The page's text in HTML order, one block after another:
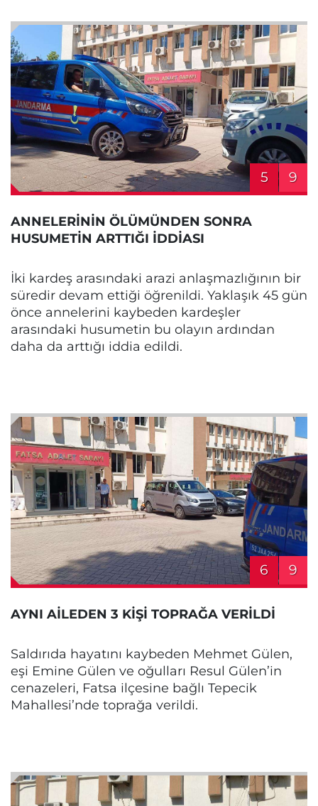
5 9
ANNELERİNİN ÖLÜMÜNDEN SONRA
HUSUMETİN ARTTIĞI İDDİASI
İki kardeş arasındaki arazi anlaşmazlığının bir
süredir devam ettiği öğrenildi. Yaklaşık 45 gün
önce annelerini kaybeden kardeşler
arasındaki husumetin bu olayın ardından
daha da arttığı iddia edildi.
6 9
AYNI AİLEDEN 3 KİŞİ TOPRAĞA VERİLDİ
Saldırıda hayatını kaybeden Mehmet Gülen,
eşi Emine Gülen ve oğulları Resul Gülen’in
cenazeleri, Fatsa ilçesine bağlı Tepecik
Mahallesi’nde toprağa verildi.